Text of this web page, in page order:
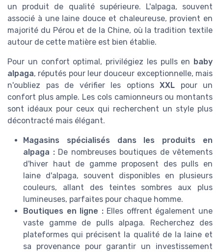
un produit de qualité supérieure. L'alpaga, souvent
associé à une laine douce et chaleureuse, provient en
majorité du Pérou et de la Chine, où la tradition textile
autour de cette matière est bien établie.
Pour un confort optimal, privilégiez les pulls en baby
alpaga, réputés pour leur douceur exceptionnelle, mais
n'oubliez pas de vérifier les options XXL pour un
confort plus ample. Les cols camionneurs ou montants
sont idéaux pour ceux qui recherchent un style plus
décontracté mais élégant.
Magasins spécialisés dans les produits en
alpaga :De nombreuses boutiques de vêtements
d'hiver haut de gamme proposent des pulls en
laine d'alpaga, souvent disponibles en plusieurs
couleurs, allant des teintes sombres aux plus
lumineuses, parfaites pour chaque homme.
Boutiques en ligne :Elles offrent également une
vaste gamme de pulls alpaga. Recherchez des
plateformes qui précisent la qualité de la laine et
sa provenance pour garantir un investissement